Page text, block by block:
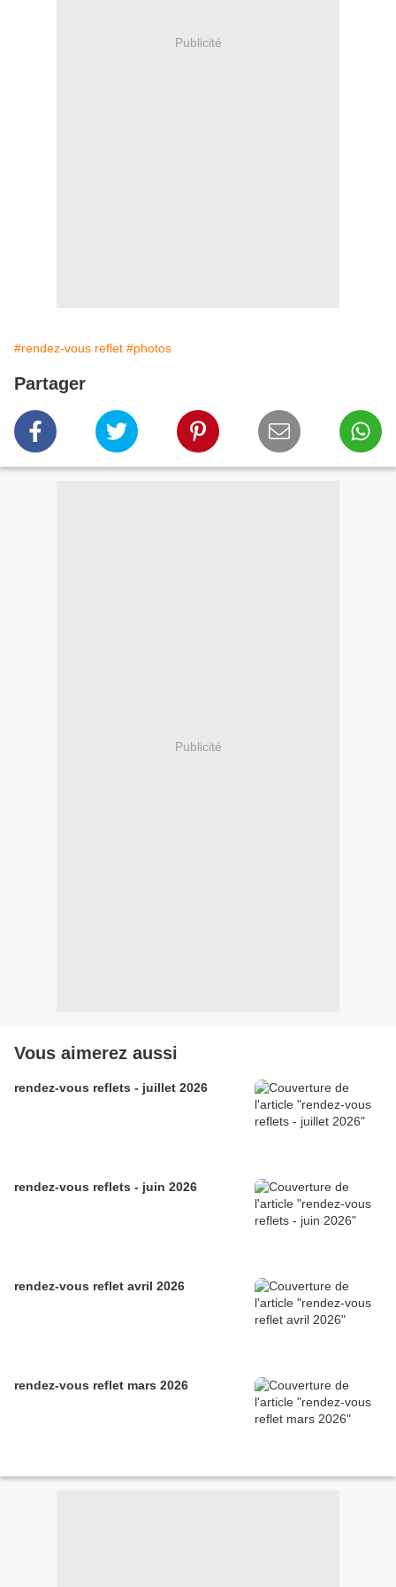
Publicité
#rendez-vous reflet #photos
Partager
Publicité
Vous aimerez aussi
rendez-vous reflets - juillet 2026
rendez-vous reflets - juin 2026
rendez-vous reflet avril 2026
rendez-vous reflet mars 2026